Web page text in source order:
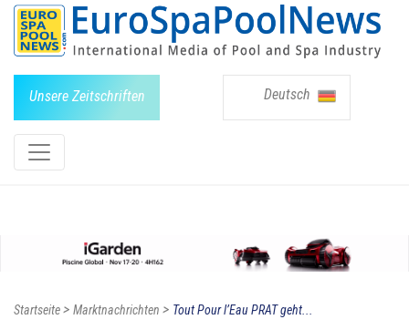
Unsere Zeitschriften Deutsch
Startseite> Marktnachrichten > Tout Pour l’Eau PRAT geht...